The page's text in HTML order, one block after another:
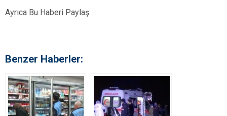
Ayrıca Bu Haberi Paylaş:
Benzer Haberler: